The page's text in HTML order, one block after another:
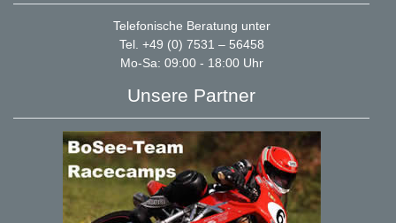
Telefonische Beratung unter
Tel. +49 (0) 7531 – 56458
Mo-Sa: 09:00 - 18:00 Uhr
Unsere Partner